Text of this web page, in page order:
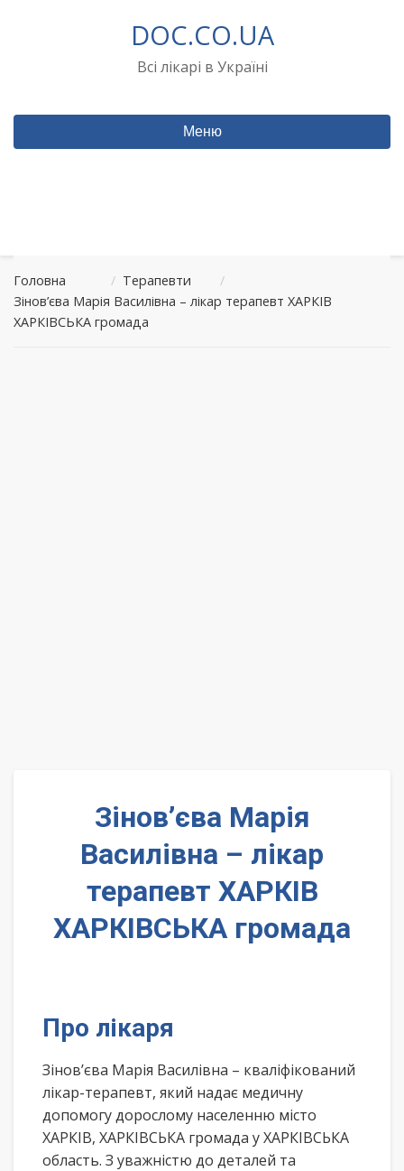
DOC.CO.UA
Всі лікарі в Україні
Меню
Головна / Терапевти
/
Зінов’єва Марія Василівна – лікар терапевт ХАРКІВ
ХАРКІВСЬКА громада
Зінов’єва Марія
Василівна – лікар
терапевт ХАРКІВ
ХАРКІВСЬКА громада
Про лікаря
Зінов’єва Марія Василівна – кваліфікований
лікар-терапевт, який надає медичну
допомогу дорослому населенню місто
ХАРКІВ, ХАРКІВСЬКА громада у ХАРКІВСЬКА
область. З уважністю до деталей та